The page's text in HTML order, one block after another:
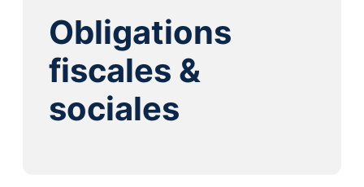
Obligations
fiscales &
sociales